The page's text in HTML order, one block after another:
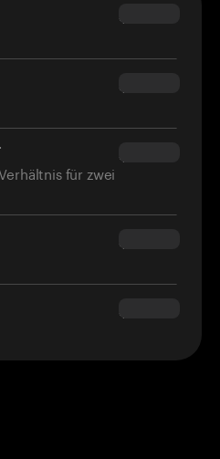
$69.90
$54.90
für zwei
$34.95
$160.00
$180.00